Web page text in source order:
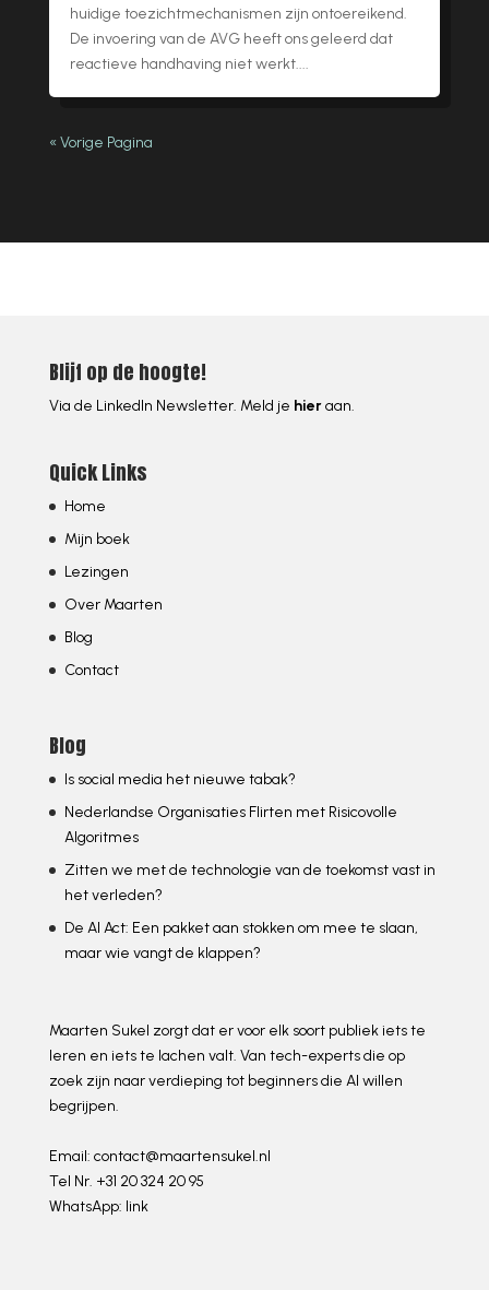
huidige toezichtmechanismen zijn ontoereikend.
De invoering van de AVG heeft ons geleerd dat
reactieve handhaving niet werkt....
« Vorige Pagina
Blijf op de hoogte!
Via de LinkedIn Newsletter. Meld je hieraan.
Quick Links
Home
Mijn boek
Lezingen
Over Maarten
Blog
Contact
Blog
Is social media het nieuwe tabak?
Nederlandse Organisaties Flirten met Risicovolle
Algoritmes
Zitten we met de technologie van de toekomst vast in
het verleden?
De AI Act: Een pakket aan stokken om mee te slaan,
maar wie vangt de klappen?
Maarten Sukel zorgt dat er voor elk soort publiek iets te
leren en iets te lachen valt. Van tech-experts die op
zoek zijn naar verdieping tot beginners die AI willen
begrijpen.
Email: contact@maartensukel.nl
Tel Nr. +31 20 324 20 95
WhatsApp: link